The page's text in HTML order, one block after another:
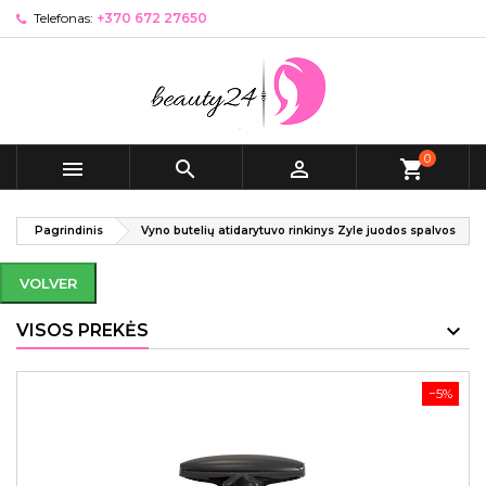
Telefonas: +370 672 27650
   shopping_cart0
Pagrindinis Vyno butelių atidarytuvo rinkinys Zyle juodos spalvos
VOLVER
VISOS PREKĖS
−5%